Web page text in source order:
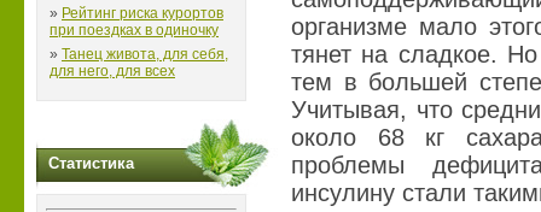
» Рейтинг риска курортов
при поездках в одиночку
» Танец живота, для себя,
для него, для всех
Статистика
организме мало
тянет на сладкое.
тем в большей
Учитывая, что
около 68 кг
проблемы
инсулину стали